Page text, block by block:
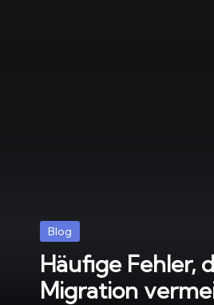
Posted
Blog
Häufige Fehler,
Migration